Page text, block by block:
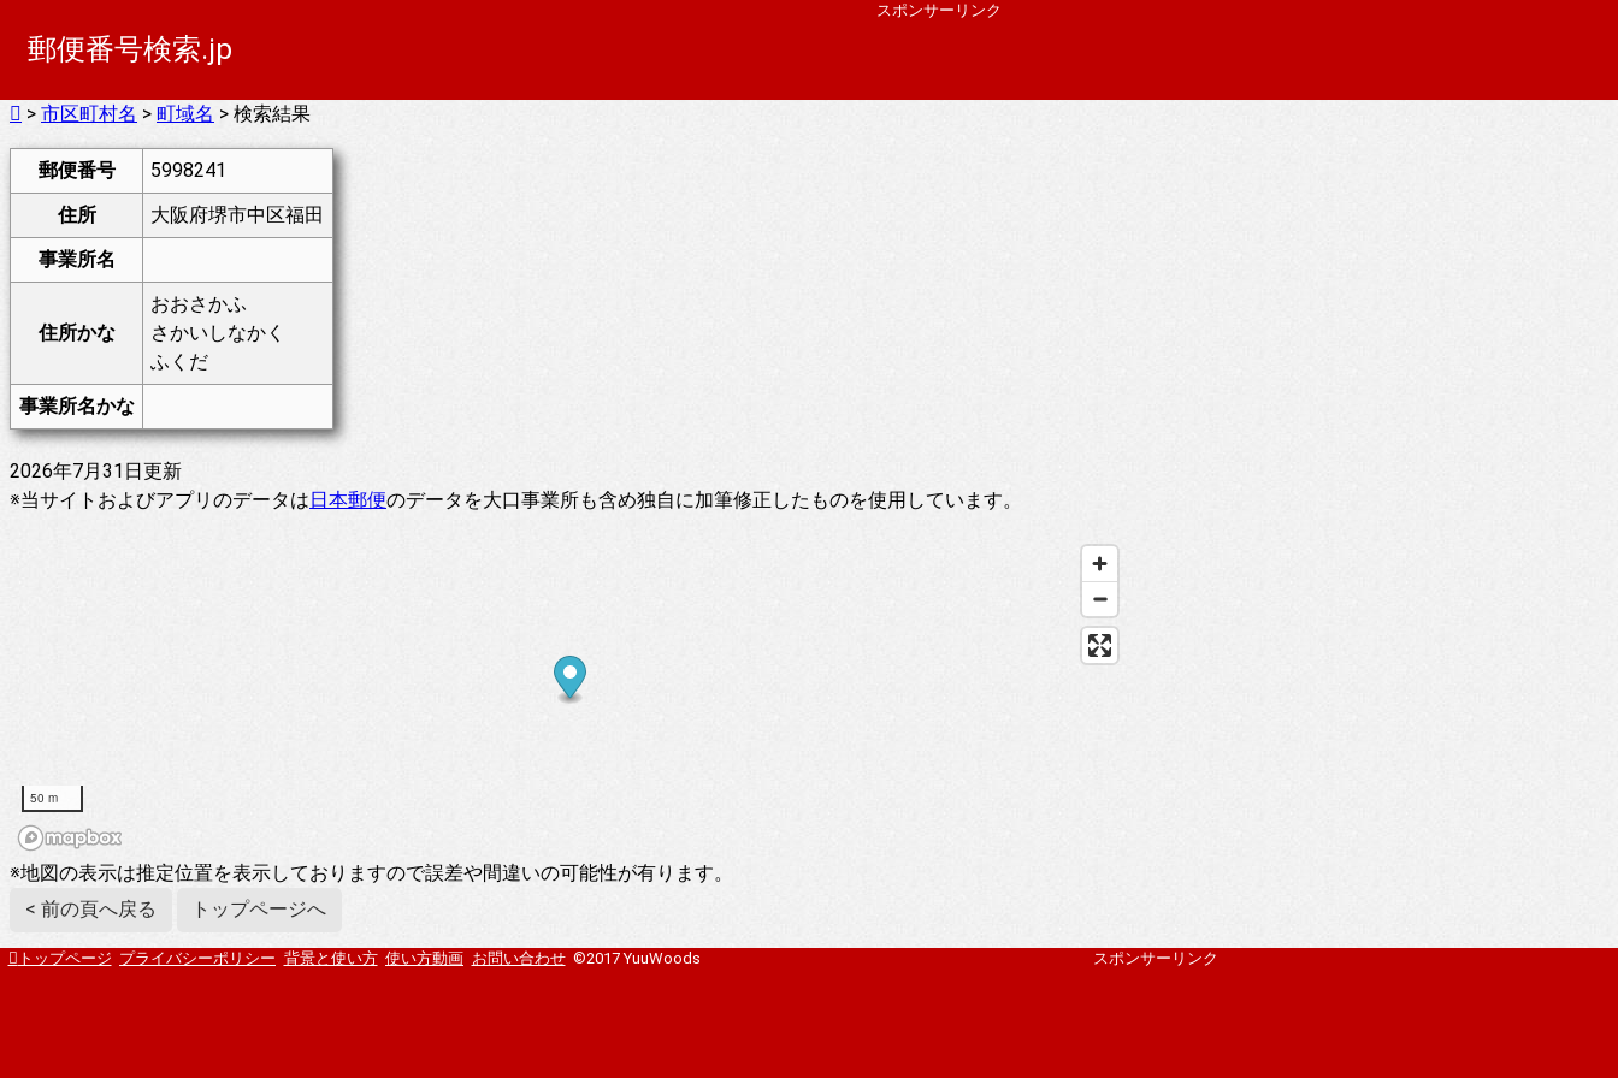
郵便番号検索.jp
スポンサーリンク
> 市区町村名 > 町域名 > 検索結果
郵便番号
5998241
住所
大阪府堺市中区福田
事業所名
住所かな
おおさかふ
さかいしなかく
ふくだ
事業所名かな
2026年7月31日更新
※当サイトおよびアプリのデータは日本郵便のデータを大口事業所も含め独自に加筆修正したものを使用しています。
50 m
※地図の表示は推定位置を表示しておりますので誤差や間違いの可能性が有ります。
< 前の頁へ戻る
トップページへ
トップページ プライバシーポリシー 背景と使い方 使い方動画 お問い合わせ ©2017 YuuWoods スポンサーリンク